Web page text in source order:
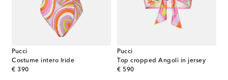
Pucci
Costume intero Iride
€ 390
original price
Pucci
Top cropped Angoli in jersey
€ 590
original price